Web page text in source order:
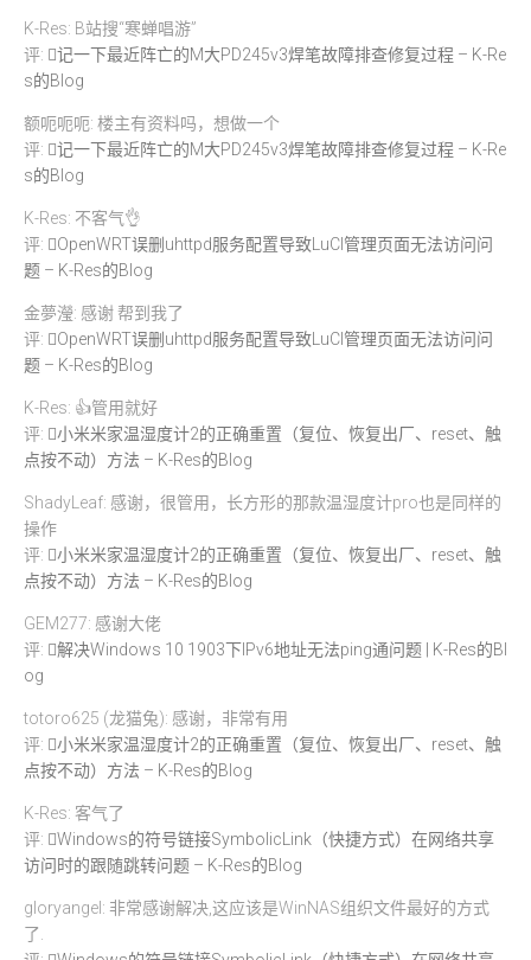
K-Res: B站搜“寒蝉唱游”
评:
记一下最近阵亡的M大PD245v3焊笔故障排查修复过程 – K-Re
s的Blog
额呃呃呃: 楼主有资料吗，想做一个
评:
记一下最近阵亡的M大PD245v3焊笔故障排查修复过程 – K-Re
s的Blog
K-Res: 不客气👌
评:
OpenWRT误删uhttpd服务配置导致LuCI管理页面无法访问问
题 – K-Res的Blog
金夢瀅: 感谢 帮到我了
评:
OpenWRT误删uhttpd服务配置导致LuCI管理页面无法访问问
题 – K-Res的Blog
K-Res: 👍管用就好
评:
小米米家温湿度计2的正确重置（复位、恢复出厂、reset、触
点按不动）方法 – K-Res的Blog
ShadyLeaf: 感谢，很管用，长方形的那款温湿度计pro也是同样的
操作
评:
小米米家温湿度计2的正确重置（复位、恢复出厂、reset、触
点按不动）方法 – K-Res的Blog
GEM277: 感谢大佬
评:
解决Windows 10 1903下IPv6地址无法ping通问题 | K-Res的Bl
og
totoro625 (龙猫兔): 感谢，非常有用
评:
小米米家温湿度计2的正确重置（复位、恢复出厂、reset、触
点按不动）方法 – K-Res的Blog
K-Res: 客气了
评:
Windows的符号链接SymbolicLink（快捷方式）在网络共享
访问时的跟随跳转问题 – K-Res的Blog
gloryangel: 非常感谢解决,这应该是WinNAS组织文件最好的方式
了.